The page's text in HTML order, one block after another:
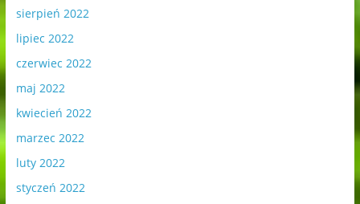
sierpień 2022
lipiec 2022
czerwiec 2022
maj 2022
kwiecień 2022
marzec 2022
luty 2022
styczeń 2022